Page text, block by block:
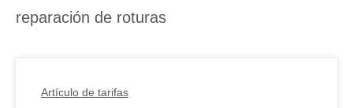
reparación de roturas
Artículo de tarifas